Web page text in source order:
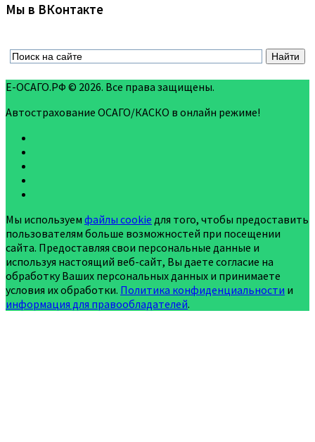
Мы в ВКонтакте
Е-ОСАГО.РФ © 2026. Все права защищены.
Автострахование ОСАГО/КАСКО в онлайн режиме!
Мы используем файлы cookie для того, чтобы предоставить
пользователям больше возможностей при посещении
сайта. Предоставляя свои персональные данные и
используя настоящий веб-сайт, Вы даете согласие на
обработку Ваших персональных данных и принимаете
условия их обработки. Политика конфиденциальности и
информация для правообладателей.